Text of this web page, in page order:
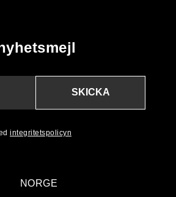
SKICKA
integritetspolicyn
NORGE